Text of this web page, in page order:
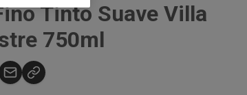
Tinto Suave Villa
750ml